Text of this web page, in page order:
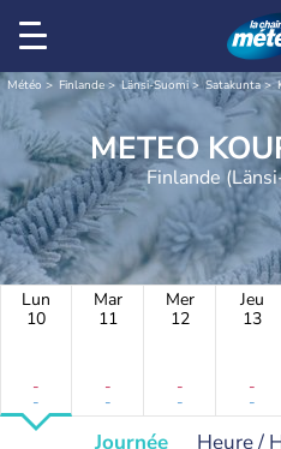
Météo Finlande Länsi-Suomi Satakunta
Finlande
Lun
10
-
-
Mar
11
-
-
Mer
12
-
-
Jeu
13
-
-
Journée Heure /